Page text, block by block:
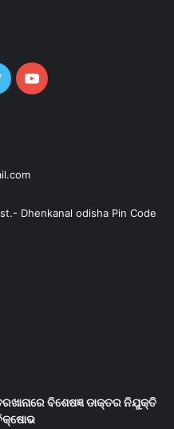
TwitterYouTube
Dhenkanal odisha Pin Code
ବିଶେଷଜ୍ଞ ଡାକ୍ତର ନିଯୁକ୍ତି